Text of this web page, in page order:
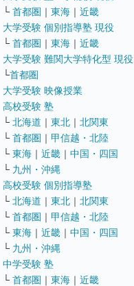
└ 首都圏 ｜ 東海 ｜ 近畿
大学受験 個別指導塾 現役
└ 首都圏 ｜ 東海 ｜ 近畿
大学受験 難関大学特化型 現役
└首都圏
大学受験 映像授業
高校受験 塾
└ 北海道 ｜ 東北 ｜ 北関東
└ 首都圏 ｜ 甲信越・北陸
└ 東海 ｜ 近畿 ｜ 中国・四国
└ 九州・沖縄
高校受験 個別指導塾
└ 北海道 ｜ 東北 ｜ 北関東
└ 首都圏 ｜ 甲信越・北陸
└ 東海 ｜ 近畿 ｜ 中国・四国
└ 九州・沖縄
中学受験 塾
└ 首都圏 ｜ 東海 ｜ 近畿